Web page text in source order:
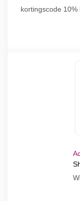
kortingscode 10%